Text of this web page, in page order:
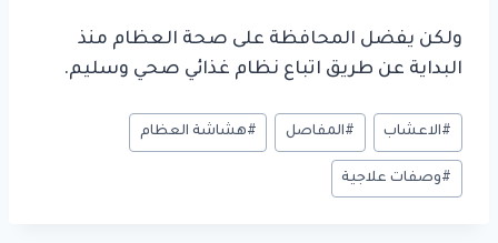
ولكن يفضل المحافظة على صحة العظام منذ
البداية عن طريق اتباع نظام غذائي صحي وسليم.
وسوم
المقال:
#الاعشاب #المفاصل #هشاشة العظام
#وصفات علاجية